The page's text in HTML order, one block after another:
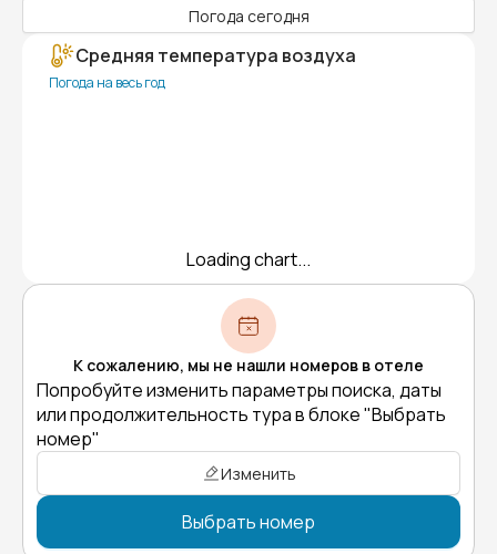
Погода сегодня
Средняя температура воздуха
Погода на весь год
Loading chart...
К сожалению, мы не нашли номеров в отеле
Попробуйте изменить параметры поиска, даты
или продолжительность тура в блоке "Выбрать
номер"
Изменить
Выбрать номер